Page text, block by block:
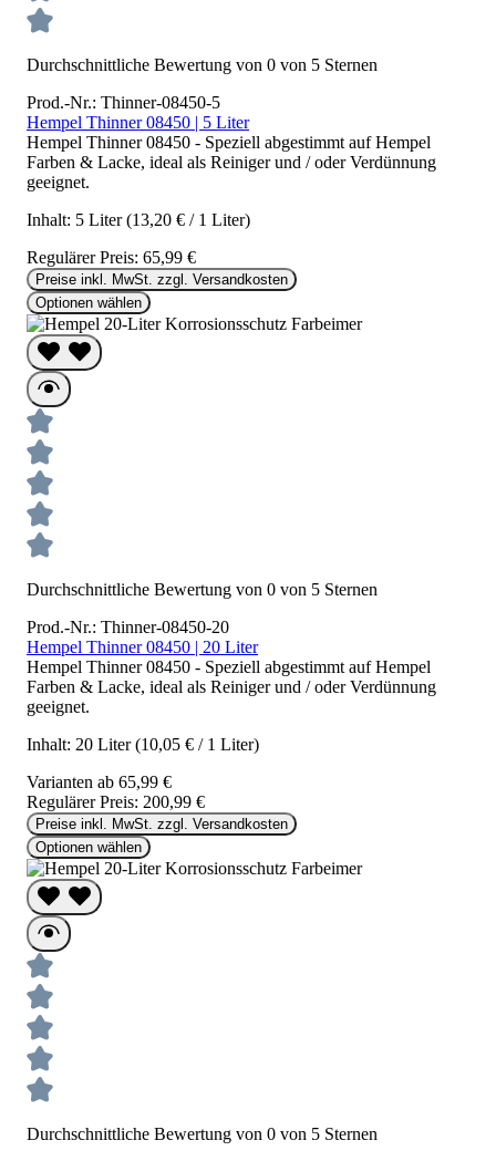
Durchschnittliche Bewertung von 0 von 5 Sternen
Prod.-Nr.: Thinner-08450-5
Hempel Thinner 08450 | 5 Liter
Hempel Thinner 08450 - Speziell abgestimmt auf Hempel
Farben & Lacke, ideal als Reiniger und / oder Verdünnung
geeignet.
Inhalt: 5 Liter(13,20 € / 1 Liter)
Regulärer Preis: 65,99 €
Preise inkl. MwSt. zzgl. Versandkosten
Optionen wählen
Durchschnittliche Bewertung von 0 von 5 Sternen
Prod.-Nr.: Thinner-08450-20
Hempel Thinner 08450 | 20 Liter
Hempel Thinner 08450 - Speziell abgestimmt auf Hempel
Farben & Lacke, ideal als Reiniger und / oder Verdünnung
geeignet.
Inhalt: 20 Liter(10,05 € / 1 Liter)
Varianten ab 65,99 €
Regulärer Preis: 200,99 €
Preise inkl. MwSt. zzgl. Versandkosten
Optionen wählen
Durchschnittliche Bewertung von 0 von 5 Sternen